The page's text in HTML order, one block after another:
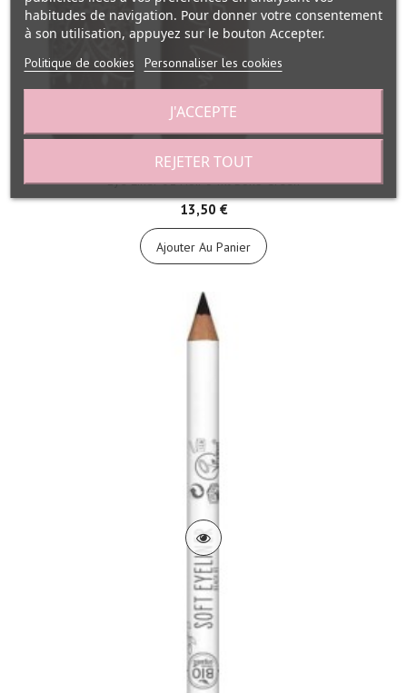
Eye Liner 01 Noir 3 ml Boho Green
13,50 €
Ajouter Au Panier
habitudes de navigation. Pour donner votre consentement
à son utilisation, appuyez sur le bouton Accepter.
Politique de cookies Personnaliser les cookies
REJETER TOUT
J'ACCEPTE